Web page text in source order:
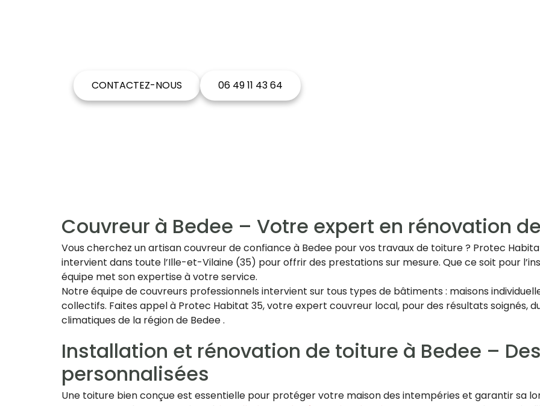
CONTACTEZ-NOUS 06 49 11 43 64
Couvreur à Bedee – Votre expert en rénovation
Vous cherchez un artisan couvreur de confiance à Bedee pour vos travaux de toiture ? Protec
intervient dans toute l’Ille-et-Vilaine (35) pour offrir des prestations sur mesure. Que ce soit pour
équipe met son expertise à votre service.
Notre équipe de couvreurs professionnels intervient sur tous types de bâtiments : maisons
collectifs. Faites appel à Protec Habitat 35, votre expert couvreur local, pour des résultats soignés,
climatiques de la région de Bedee .
Installation et rénovation de toiture à Bedee –
personnalisées
Une toiture bien conçue est essentielle pour protéger votre maison des intempéries et garantir sa